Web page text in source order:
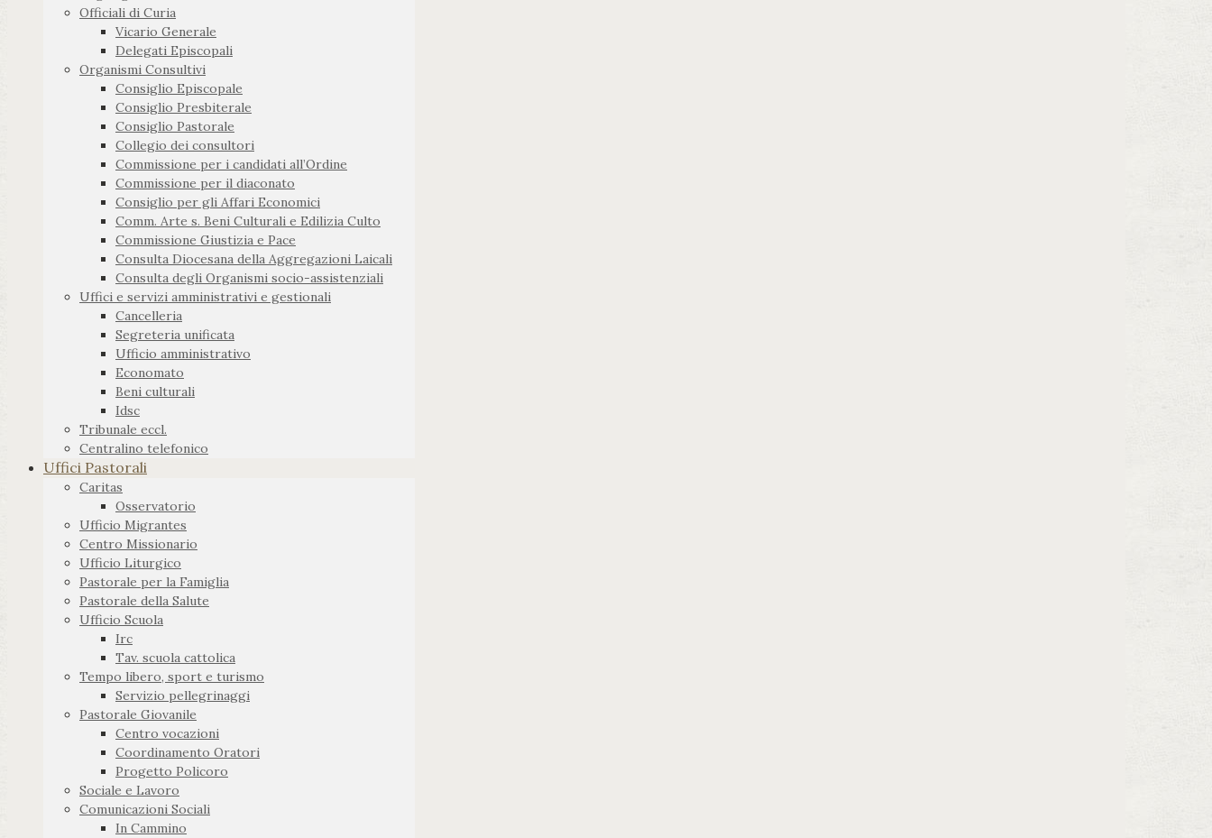
Officiali di Curia
Vicario Generale
Delegati Episcopali
Organismi Consultivi
Consiglio Episcopale
Consiglio Presbiterale
Consiglio Pastorale
Collegio dei consultori
Commissione per i candidati all’Ordine
Commissione per il diaconato
Consiglio per gli Affari Economici
Comm. Arte s. Beni Culturali e Edilizia Culto
Commissione Giustizia e Pace
Consulta Diocesana della Aggregazioni Laicali
Consulta degli Organismi socio-assistenziali
Uffici e servizi amministrativi e gestionali
Cancelleria
Segreteria unificata
Ufficio amministrativo
Economato
Beni culturali
Idsc
Tribunale eccl.
Centralino telefonico
Uffici Pastorali
Caritas
Osservatorio
Ufficio Migrantes
Centro Missionario
Ufficio Liturgico
Pastorale per la Famiglia
Pastorale della Salute
Ufficio Scuola
Irc
Tav. scuola cattolica
Tempo libero, sport e turismo
Servizio pellegrinaggi
Pastorale Giovanile
Centro vocazioni
Coordinamento Oratori
Progetto Policoro
Sociale e Lavoro
Comunicazioni Sociali
In Cammino